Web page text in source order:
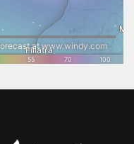
ώστε η μοναδική
στο φυσικό της
της αξίζει
Ηλείας θα συνεχίσει
τον πολιτισμό με τη
και την εξωστρέφεια του
της Ηλείας και στις